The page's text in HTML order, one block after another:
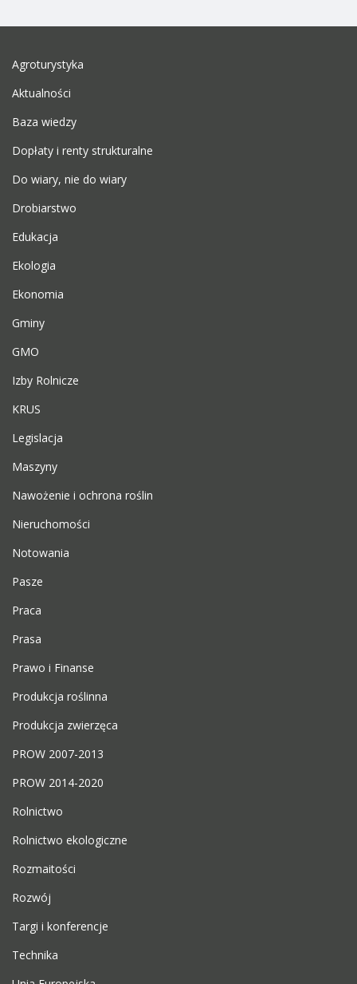
Agroturystyka
Aktualności
Baza wiedzy
Dopłaty i renty strukturalne
Do wiary, nie do wiary
Drobiarstwo
Edukacja
Ekologia
Ekonomia
Gminy
GMO
Izby Rolnicze
KRUS
Legislacja
Maszyny
Nawożenie i ochrona roślin
Nieruchomości
Notowania
Pasze
Praca
Prasa
Prawo i Finanse
Produkcja roślinna
Produkcja zwierzęca
PROW 2007-2013
PROW 2014-2020
Rolnictwo
Rolnictwo ekologiczne
Rozmaitości
Rozwój
Targi i konferencje
Technika